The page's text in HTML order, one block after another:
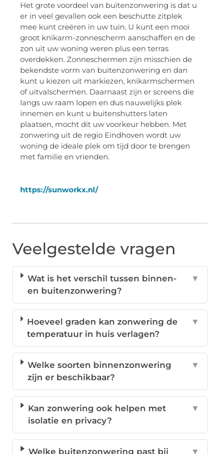
Het grote voordeel van buitenzonwering is dat u
er in veel gevallen ook een beschutte zitplek
mee kunt creëren in uw tuin. U kunt een mooi
groot knikarm-zonnescherm aanschaffen en de
zon uit uw woning weren plus een terras
overdekken. Zonneschermen zijn misschien de
bekendste vorm van buitenzonwering en dan
kunt u kiezen uit markiezen, knikarmschermen
of uitvalschermen. Daarnaast zijn er screens die
langs uw raam lopen en dus nauwelijks plek
innemen en kunt u buitenshutters laten
plaatsen, mocht dit uw voorkeur hebben. Met
zonwering uit de regio Eindhoven wordt uw
woning de ideale plek om tijd door te brengen
met familie en vrienden.
https://sunworkx.nl/
Veelgestelde vragen
Wat is het verschil tussen binnen-
en buitenzonwering?
▼
Hoeveel graden kan zonwering de
temperatuur in huis verlagen?
▼
Welke soorten binnenzonwering
zijn er beschikbaar?
▼
Kan zonwering ook helpen met
isolatie en privacy?
▼
Welke buitenzonwering past bij ▼